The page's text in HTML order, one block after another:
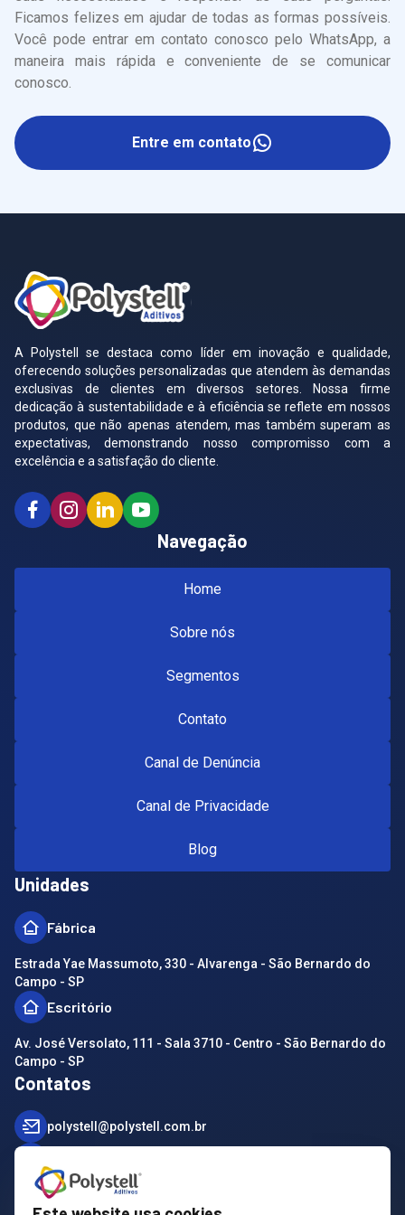
Ficamos felizes em ajudar de todas as formas possíveis.
Você pode entrar em contato conosco pelo WhatsApp, a
maneira mais rápida e conveniente de se comunicar
conosco.
Entre em contato
A Polystell se destaca como líder em inovação e qualidade,
oferecendo soluções personalizadas que atendem às demandas
exclusivas de clientes em diversos setores. Nossa firme
dedicação à sustentabilidade e à eficiência se reflete em nossos
produtos, que não apenas atendem, mas também superam as
expectativas, demonstrando nosso compromisso com a
excelência e a satisfação do cliente.
FacebookInstagramLinkedinYoutube
Navegação
Home
Sobre nós
Segmentos
Contato
Canal de Denúncia
Canal de Privacidade
Blog
Unidades
Fábrica
Estrada Yae Massumoto, 330 - Alvarenga - São Bernardo do
Campo - SP
Escritório
Av. José Versolato, 111 - Sala 3710 - Centro - São Bernardo do
Campo - SP
Contatos
polystell@polystell.com.br
(011) 3728-8000